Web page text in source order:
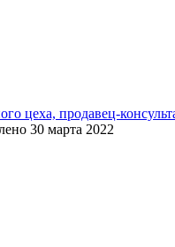
цеха, продавец-
30 марта 2022